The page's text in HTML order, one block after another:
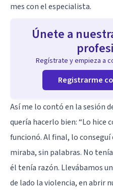
mes con el especialista.
Únete a
Regístrate y empieza a
Registrarme
Así me lo contó en la sesión
quería hacerlo bien: “Lo hice
funcionó. Al final, lo conseguí
miraba, sin palabras. No
él tenía razón. Llevábamos
de lado la violencia, en abrir